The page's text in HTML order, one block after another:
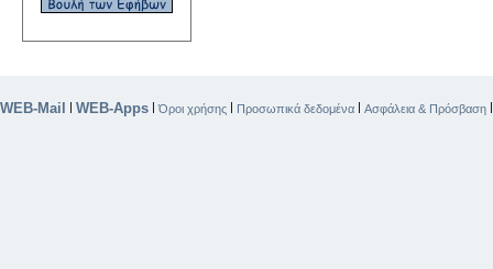
WEB-Mail WEB-Apps |Όροι χρήσης Προσωπικά δεδομένα Ασφάλεια & Πρόσβαση